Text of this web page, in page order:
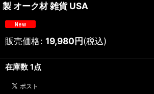
製 オーク材 雑貨 USA
販売価格: 19,980円(税込)
在庫数 1点